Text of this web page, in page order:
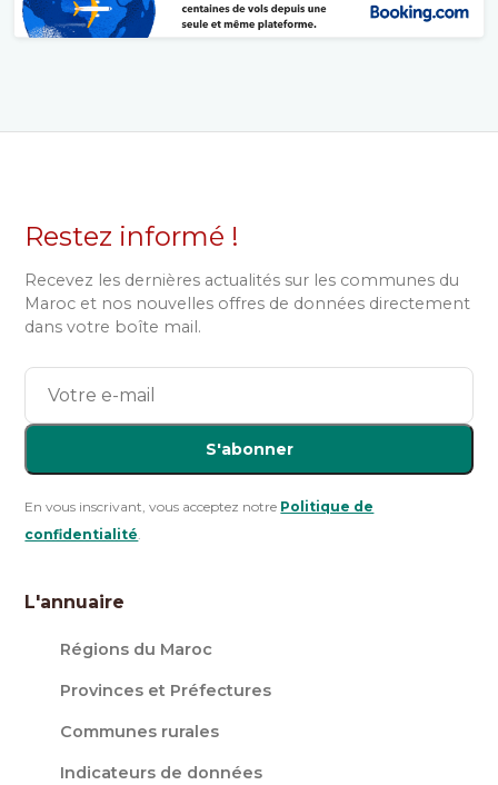
Restez informé !
Recevez les dernières actualités sur les communes du
Maroc et nos nouvelles offres de données directement
dans votre boîte mail.
S'abonner
En vous inscrivant, vous acceptez notre Politique de
confidentialité.
L'annuaire
Régions du Maroc
Provinces et Préfectures
Communes rurales
Indicateurs de données